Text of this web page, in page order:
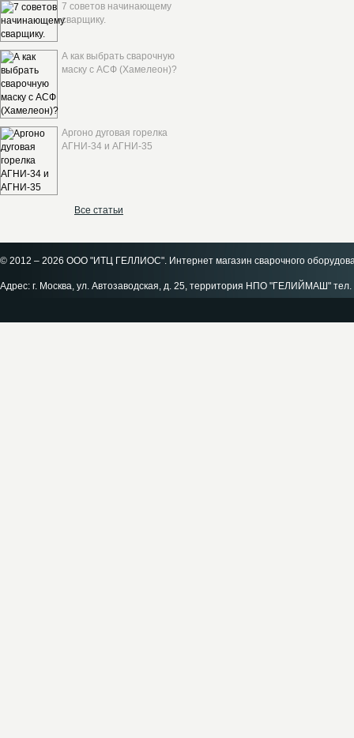
7 советов начинающему
сварщику.
А как выбрать сварочную
маску с АСФ (Хамелеон)?
Аргоно дуговая горелка
АГНИ-34 и АГНИ-35
Все статьи
© 2012 – 2026 ООО "ИТЦ ГЕЛЛИОС". Интернет магазин сварочного
Адрес: г. Москва, ул. Автозаводская, д. 25, территория НПО "ГЕЛИЙМАШ"